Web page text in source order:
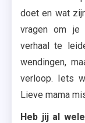
doet en wat
vragen om je
verhaal te
wendingen,
verloop. Iets
Lieve mama
Heb jij al